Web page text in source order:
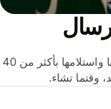
وفّر المال عند إرسال الأموال وإنفاقها واستلامها بأكثر من 40
تشاء.